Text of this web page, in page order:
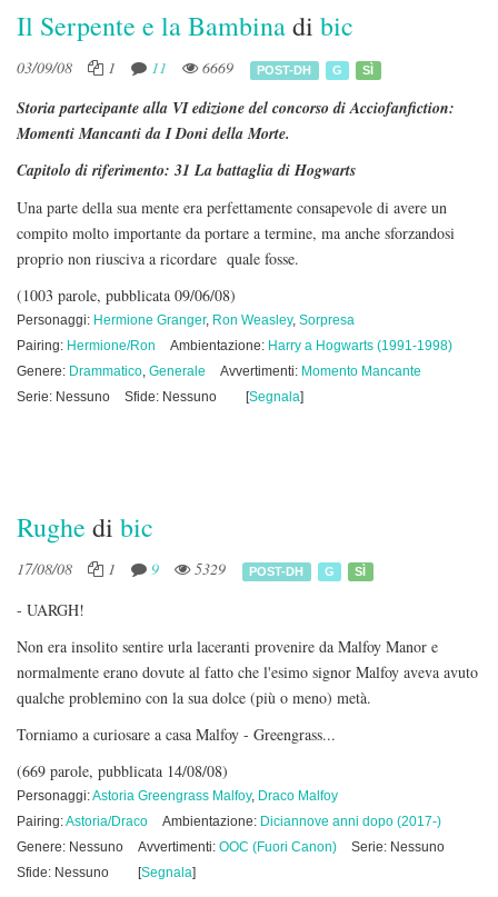
Il Serpente e la Bambinadi bic
03/09/08 1 11 6669 POST-DH G SÌ
Storia partecipante alla VI edizione del concorso di Acciofanfiction:
Momenti Mancanti da I Doni della Morte.
Capitolo di riferimento: 31 La battaglia di Hogwarts
Una parte della sua mente era perfettamente consapevole di avere un
compito molto importante da portare a termine, ma anche sforzandosi
proprio non riusciva a ricordare quale fosse.
(1003 parole, pubblicata 09/06/08)
Personaggi: Hermione Granger, Ron Weasley, Sorpresa
Pairing: Hermione/Ron Ambientazione: Harry a Hogwarts (1991-1998)
Genere: Drammatico, Generale Avvertimenti: Momento Mancante
Serie: Nessuno
Sfide: Nessuno [Segnala]
Rughe di bic
17/08/08 1 9 5329 POST-DH G SÌ
- UARGH!
Non era insolito sentire urla laceranti provenire da Malfoy Manor e
normalmente erano dovute al fatto che l'esimo signor Malfoy aveva avuto
qualche problemino con la sua dolce (più o meno) metà.
Torniamo a curiosare a casa Malfoy - Greengrass...
(669 parole, pubblicata 14/08/08)
Personaggi:Astoria Greengrass Malfoy, Draco Malfoy
Pairing:Astoria/Draco Ambientazione: Diciannove anni dopo (2017-)
Genere: Nessuno
Avvertimenti: OOC (Fuori Canon)
Serie: Nessuno
Sfide: Nessuno
[Segnala]